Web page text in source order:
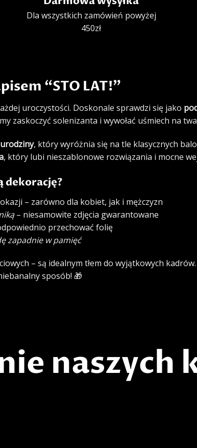
Dla wszystkich zamówień powyżej
450zł
“STO LAT!”
uroczystości. Doskonale sprawdzi się jako
zaskoczyć solenizanta i wywołać uśmiech na
, który wyróżnia się na tle klasycznych
, który lubi nieszablonowe rozwiązania i mocne
dekorację?
– zarówno dla kobiet, jak i mężczyzn
– niesamowite zdjęcia gwarantowane
przechować folię
zapadnie w pamięć
– są idealnym tłem do wyjątkowych kadrów.
sposób! 🎁
naszych